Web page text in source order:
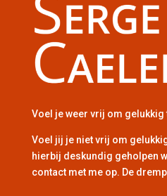
Voel je weer vrij om gelukkig
Voel jij je niet vrij om
hierbij deskundig geholpen
contact met me op. De